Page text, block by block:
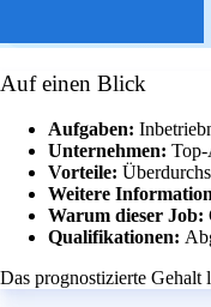
Auf einen Blick
Aufgaben:
Unternehmen: Top-
Vorteile:
Weitere
Warum dieser Job:
Qualifikationen:
Das prognostizierte